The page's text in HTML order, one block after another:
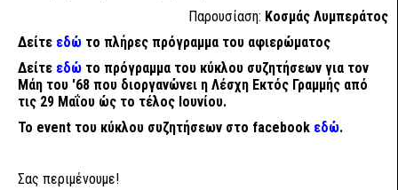
Παρουσίαση: Κοσμάς Λυμπεράτος
Δείτε εδώ το πλήρες πρόγραμμα του αφιερώματος
Δείτε εδώ το πρόγραμμα του κύκλου συζητήσεων για τον
Μάη του '68 που διοργανώνει η Λέσχη Εκτός Γραμμής από
τις 29 Μαΐου ώς το τέλος Ιουνίου.
Το event του κύκλου συζητήσεων στο facebook εδώ.
Σας περιμένουμε!